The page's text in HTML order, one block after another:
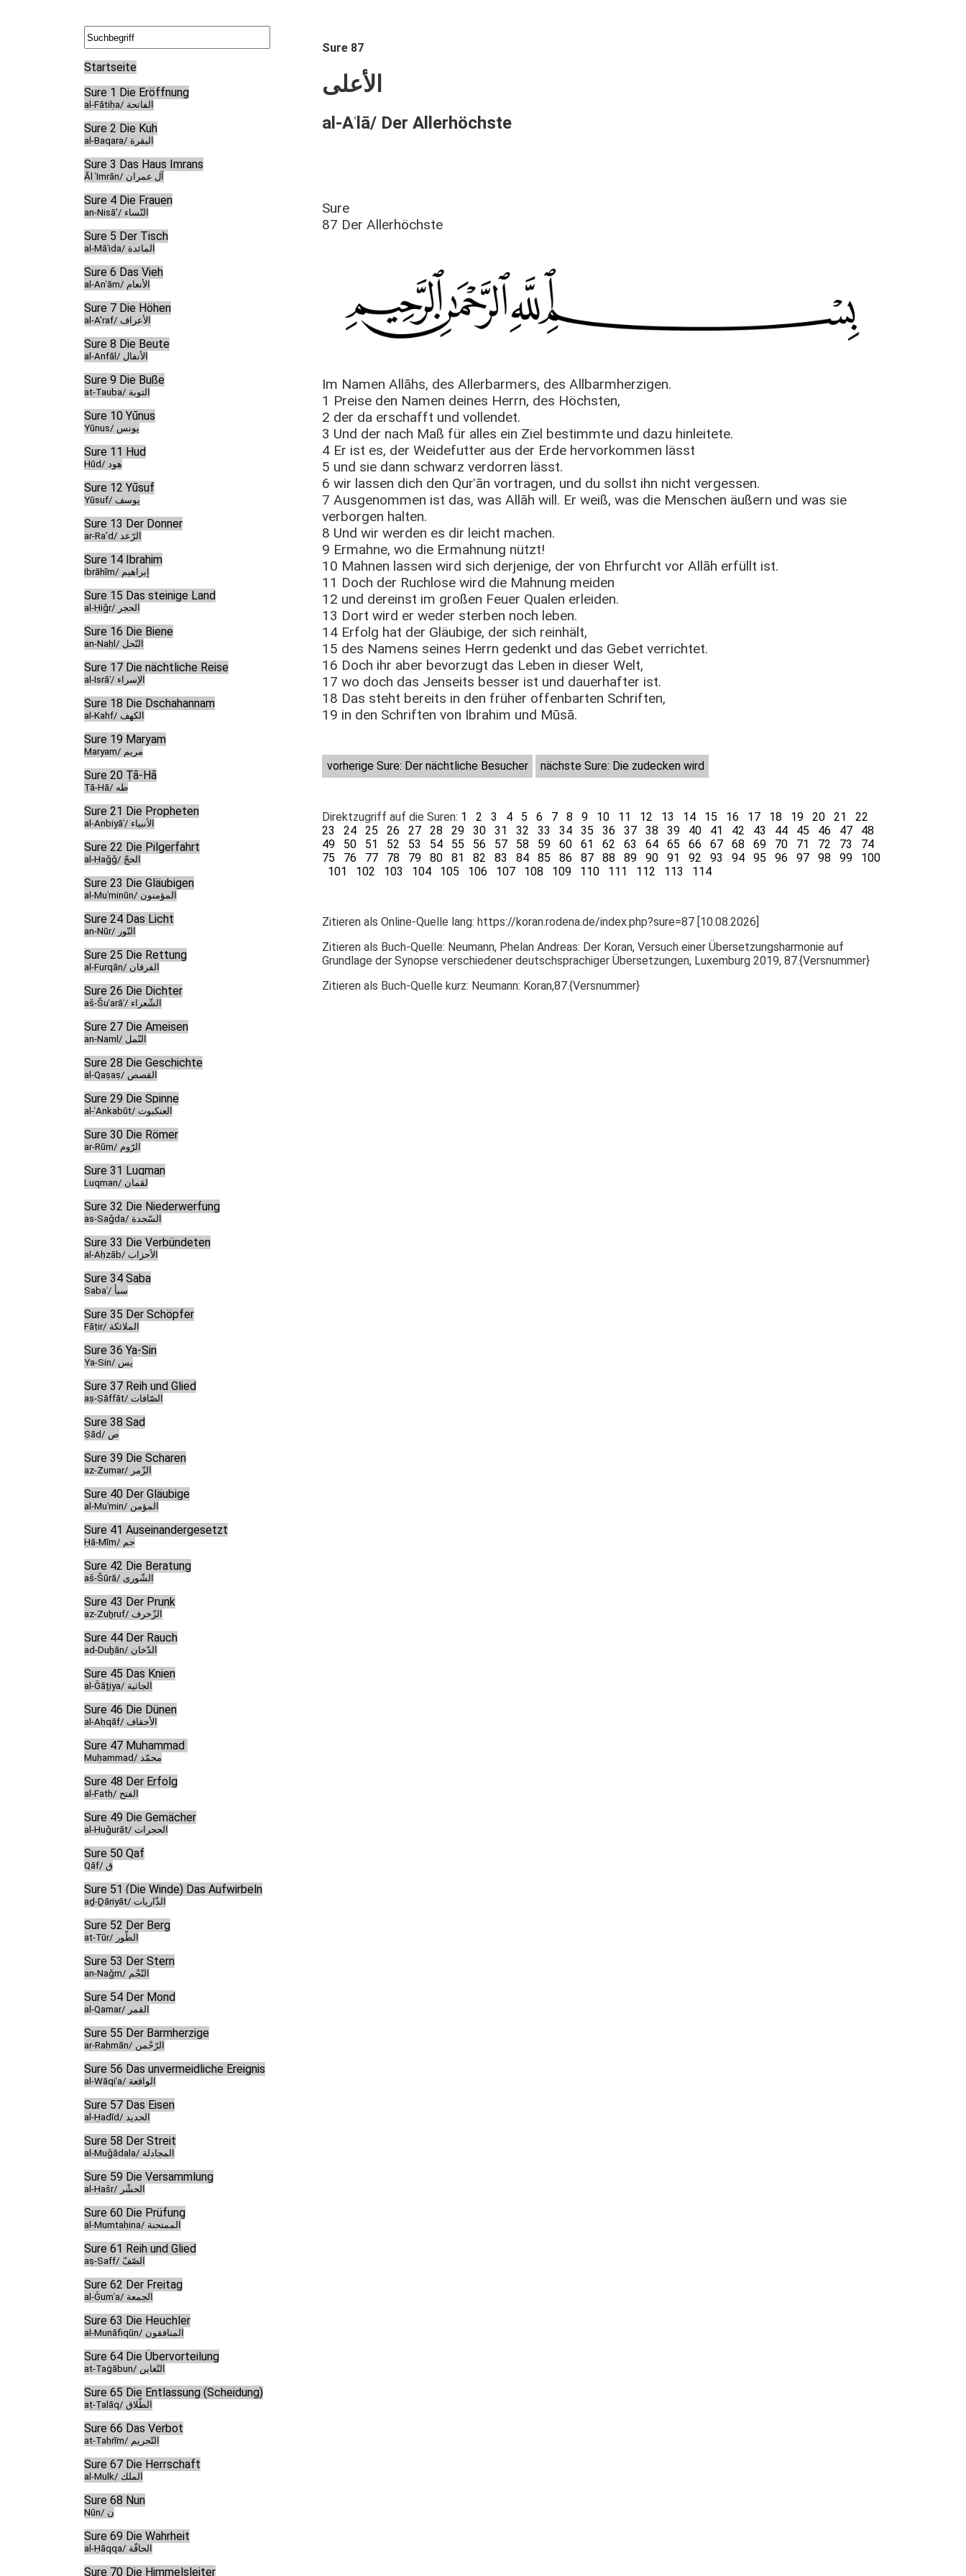
Startseite
Sure 1 Die Eröffnung
al-Fātiḥa/ الفاتحة
Sure 2 Die Kuh
al-Baqara/ البقرة
Sure 3 Das Haus Imrans
Āl ʿImrān/ آل عمران
Sure 4 Die Frauen
an-Nisā'/ النّساء
Sure 5 Der Tisch
al-Māʾida/ المائدة
Sure 6 Das Vieh
al-Anʿām/ الأنعام
Sure 7 Die Höhen
al-A'raf/ الأعراف
Sure 8 Die Beute
al-Anfāl/ الأنفال
Sure 9 Die Buße
at-Tauba/ التوبة
Sure 10 Yūnus
Yūnus/ يونس
Sure 11 Hud
Hūd/ هود
Sure 12 Yūsuf
Yūsuf/ يوسف
Sure 13 Der Donner
ar-Ra'd/ الرّعد
Sure 14 Ibrahim
Ibrāhīm/ إبراهيم
Sure 15 Das steinige Land
al-Ḥiǧr/ الحجر
Sure 16 Die Biene
an-Naḥl/ النّحل
Sure 17 Die nächtliche Reise
al-Isrāʾ/ الإسراء
Sure 18 Die Dschahannam
al-Kahf/ الكهف
Sure 19 Maryam
Maryam/ مريم
Sure 20 Ṭā-Hā
Ṭā-Hā/ طه
Sure 21 Die Propheten
al-Anbiyāʾ/ الأنبياء
Sure 22 Die Pilgerfahrt
al-Ḥaǧǧ/ الحجّ
Sure 23 Die Gläubigen
al-Muʾminūn/ المؤمنون
Sure 24 Das Licht
an-Nūr/ النّور
Sure 25 Die Rettung
al-Furqān/ الفرقان
Sure 26 Die Dichter
aš-Šuʿarāʾ/ الشّعراء
Sure 27 Die Ameisen
an-Naml/ النّمل
Sure 28 Die Geschichte
al-Qaṣaṣ/ القصص
Sure 29 Die Spinne
al-ʿAnkabūt/ العنكبوت
Sure 30 Die Römer
ar-Rūm/ الرّوم
Sure 31 Luqman
Luqman/ لقمان
Sure 32 Die Niederwerfung
as-Saǧda/ السّجدة
Sure 33 Die Verbündeten
al-Aḥzāb/ الأحزاب
Sure 34 Saba
Sabaʾ/ سبأ
Sure 35 Der Schöpfer
Fāṭir/ الملائكة
Sure 36 Ya-Sin
Ya-Sin/ يس
Sure 37 Reih und Glied
aṣ-Ṣāffāt/ الصّافات
Sure 38 Sad
Ṣād/ ص
Sure 39 Die Scharen
az-Zumar/ الزّمر
Sure 40 Der Gläubige
al-Muʾmin/ المؤمن
Sure 41 Auseinandergesetzt
Ḥā-Mīm/ حم
Sure 42 Die Beratung
aš-Šūrā/ الشّورى
Sure 43 Der Prunk
az-Zuḫruf/ الزّخرف
Sure 44 Der Rauch
ad-Duḫān/ الدّخان
Sure 45 Das Knien
al-Ǧāṯiya/ الجاثية
Sure 46 Die Dünen
al-Aḥqāf/ الأحقاف
Sure 47 Muḥammad
Muḥammad/ محمّد
Sure 48 Der Erfolg
al-Fatḥ/ الفتح
Sure 49 Die Gemächer
al-Ḥuǧurāt/ الحجرات
Sure 50 Qaf
Qāf/ ق
Sure 51 (Die Winde) Das Aufwirbeln
aḏ-Ḏāriyāt/ الذّاريات
Sure 52 Der Berg
at-Tūr/ الطّور
Sure 53 Der Stern
an-Naǧm/ النّجْم
Sure 54 Der Mond
al-Qamar/ القمر
Sure 55 Der Barmherzige
ar-Raḥmān/ الرّحْمن
Sure 56 Das unvermeidliche Ereignis
al-Wāqiʿa/ الواقعة
Sure 57 Das Eisen
al-Ḥadīd/ الحديد
Sure 58 Der Streit
al-Muǧādala/ المجادلة
Sure 59 Die Versammlung
al-Ḥašr/ الحشْر
Sure 60 Die Prüfung
al-Mumtaḥina/ الممتحنة
Sure 61 Reih und Glied
aṣ-Ṣaff/ الصّفّ
Sure 62 Der Freitag
al-Ǧumʿa/ الجمعة
Sure 63 Die Heuchler
al-Munāfiqūn/ المنافقون
Sure 64 Die Übervorteilung
at-Taġābun/ التّغابن
Sure 65 Die Entlassung (Scheidung)
aṭ-Ṭalāq/ الطّلاق
Sure 66 Das Verbot
at-Taḥrīm/ التّحريم
Sure 67 Die Herrschaft
al-Mulk/ الملك
Sure 68 Nun
Nūn/ ن
Sure 69 Die Wahrheit
al-Ḥāqqa/ الحاقّة
Sure 70 Die Himmelsleiter
Sure 87
الأعلى
al-Aʿlā/ Der Allerhöchste
Sure
87 Der Allerhöchste
Im Namen Allāhs, des Allerbarmers, des Allbarmherzigen.
1 Preise den Namen deines Herrn, des Höchsten,
2 der da erschafft und vollendet.
3 Und der nach Maß für alles ein Ziel bestimmte und dazu hinleitete.
4 Er ist es, der Weidefutter aus der Erde hervorkommen lässt
5 und sie dann schwarz verdorren lässt.
6 wir lassen dich den Qurʾān vortragen, und du sollst ihn nicht vergessen.
7 Ausgenommen ist das, was Allāh will. Er weiß, was die Menschen äußern und was sie
verborgen halten.
8 Und wir werden es dir leicht machen.
9 Ermahne, wo die Ermahnung nützt!
10 Mahnen lassen wird sich derjenige, der von Ehrfurcht vor Allāh erfüllt ist.
11 Doch der Ruchlose wird die Mahnung meiden
12 und dereinst im großen Feuer Qualen erleiden.
13 Dort wird er weder sterben noch leben.
14 Erfolg hat der Gläubige, der sich reinhält,
15 des Namens seines Herrn gedenkt und das Gebet verrichtet.
16 Doch ihr aber bevorzugt das Leben in dieser Welt,
17 wo doch das Jenseits besser ist und dauerhafter ist.
18 Das steht bereits in den früher offenbarten Schriften,
19 in den Schriften von Ibrahim und Mūsā.
vorherige Sure: Der nächtliche Besucher nächste Sure: Die zudecken wird
Direktzugriff auf die Suren: 1 2 3 4 5 6 7 8 9 10 11 12 13 14 15 16 17 18 19 20 21
22
23
24 25 26 27 28 29 30 31 32 33 34 35 36 37 38 39 40 41 42 43 44 45 46 47
48
49
50 51 52 53 54 55 56 57 58 59 60 61 62 63 64 65 66 67 68 69 70 71 72 73
74
75
76 77 78 79 80 81 82 83 84 85 86 87 88 89 90 91 92 93 94 95 96 97 98 99
100
101
102 103 104 105 106 107 108 109 110 111 112 113 114
Zitieren als Online-Quelle lang: https://koran.rodena.de/index.php?sure=87 [10.08.2026]
Zitieren als Buch-Quelle: Neumann, Phelan Andreas: Der Koran, Versuch einer Übersetzungsharmonie auf
Grundlage der Synopse verschiedener deutschsprachiger Übersetzungen, Luxemburg 2019, 87.{Versnummer}
Zitieren als Buch-Quelle kurz: Neumann: Koran,87.{Versnummer}